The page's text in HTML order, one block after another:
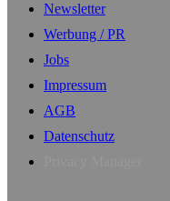
Newsletter
Werbung / PR
Jobs
Impressum
AGB
Datenschutz